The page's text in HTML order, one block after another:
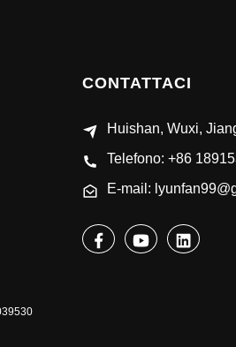
CONTATTACI
Huishan, Wuxi,
Telefono: +86
E-mail: